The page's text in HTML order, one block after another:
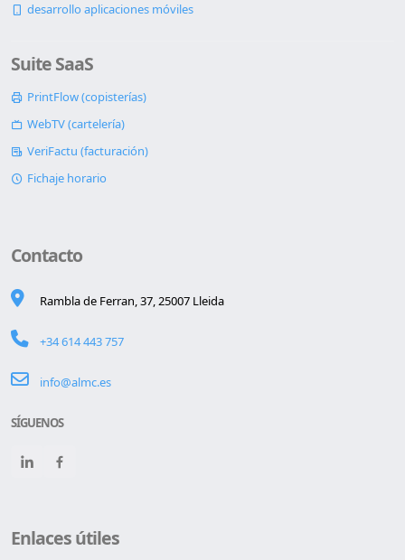
desarrollo aplicaciones móviles
Suite SaaS
PrintFlow (copisterías)
WebTV (cartelería)
VeriFactu (facturación)
Fichaje horario
Contacto
Rambla de Ferran, 37, 25007 Lleida
+34 614 443 757
info@almc.es
SÍGUENOS
Enlaces útiles